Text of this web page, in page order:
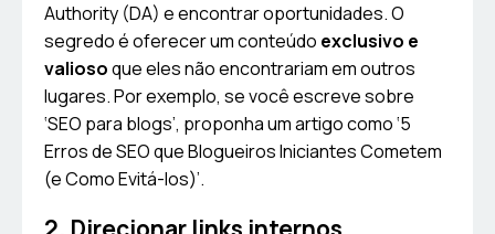
Authority (DA) e encontrar oportunidades. O
segredo é oferecer um conteúdo exclusivo e
valiosoque eles não encontrariam em outros
lugares. Por exemplo, se você escreve sobre
‘SEO para blogs’, proponha um artigo como ‘5
Erros de SEO que Blogueiros Iniciantes Cometem
(e Como Evitá-los)’.